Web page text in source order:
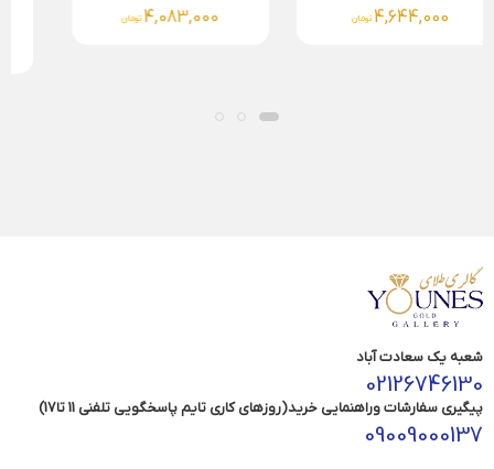
4,083,000
شعبه یک سعادت آباد
02126746130
پیگیری سفارشات وراهنمایی خرید(روزهای کاری تایم پاسخگویی تلفنی 11 تا17)
09009000137